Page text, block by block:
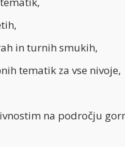
in turnih smukih,
tematik za vse nivoje,
na področju